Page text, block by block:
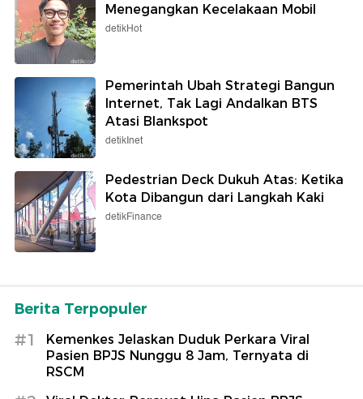
Menegangkan Kecelakaan Mobil
detikHot
Pemerintah Ubah Strategi Bangun
Internet, Tak Lagi Andalkan BTS
Atasi Blankspot
detikInet
Pedestrian Deck Dukuh Atas: Ketika
Kota Dibangun dari Langkah Kaki
detikFinance
Berita Terpopuler
#1
Kemenkes Jelaskan Duduk Perkara Viral
Pasien BPJS Nunggu 8 Jam, Ternyata di
RSCM